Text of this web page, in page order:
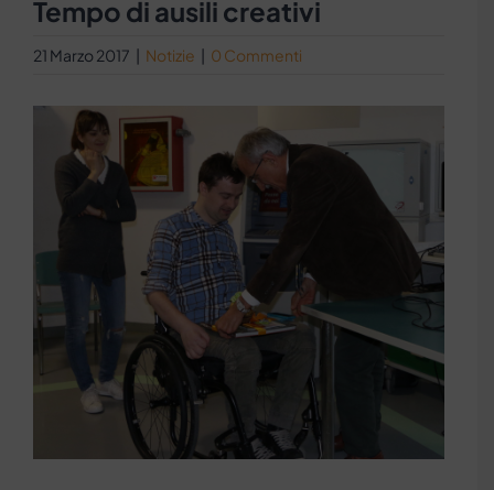
Tempo di ausili creativi
21 Marzo 2017 | Notizie | 0 Commenti
Ingrandisci
immagine